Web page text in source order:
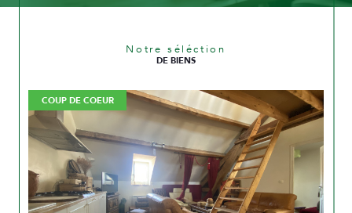
Notre séléction
DE BIENS
COUP DE COEUR